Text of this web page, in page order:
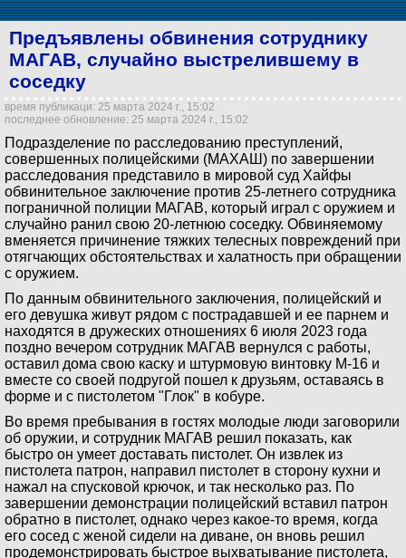
Предъявлены обвинения сотруднику
МАГАВ, случайно выстрелившему в
соседку
время публикаци: 25 марта 2024 г., 15:02
последнее обновление: 25 марта 2024 г., 15:02
Подразделение по расследованию преступлений,
совершенных полицейскими (МАХАШ) по завершении
расследования представило в мировой суд Хайфы
обвинительное заключение против 25-летнего сотрудника
пограничной полиции МАГАВ, который играл с оружием и
случайно ранил свою 20-летнюю соседку. Обвиняемому
вменяется причинение тяжких телесных повреждений при
отягчающих обстоятельствах и халатность при обращении
с оружием.
По данным обвинительного заключения, полицейский и
его девушка живут рядом с пострадавшей и ее парнем и
находятся в дружеских отношениях 6 июля 2023 года
поздно вечером сотрудник МАГАВ вернулся с работы,
оставил дома свою каску и штурмовую винтовку М-16 и
вместе со своей подругой пошел к друзьям, оставаясь в
форме и с пистолетом "Глок" в кобуре.
Во время пребывания в гостях молодые люди заговорили
об оружии, и сотрудник МАГАВ решил показать, как
быстро он умеет доставать пистолет. Он извлек из
пистолета патрон, направил пистолет в сторону кухни и
нажал на спусковой крючок, и так несколько раз. По
завершении демонстрации полицейский вставил патрон
обратно в пистолет, однако через какое-то время, когда
его сосед с женой сидели на диване, он вновь решил
продемонстрировать быстрое выхватывание пистолета,